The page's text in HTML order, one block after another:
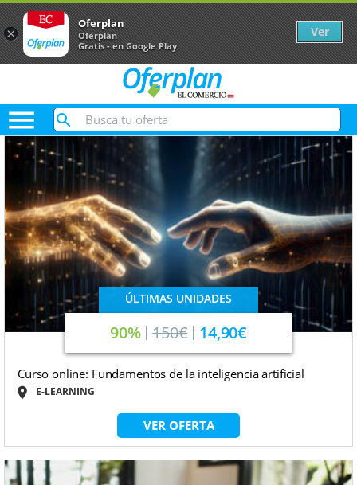

ÚLTIMAS UNIDADES
90% 150€ 14,90€
Curso online: Fundamentos de la inteligencia artificial
E-LEARNING
VER OFERTA
×
Oferplan
Oferplan
Gratis - en Google Play
Ver